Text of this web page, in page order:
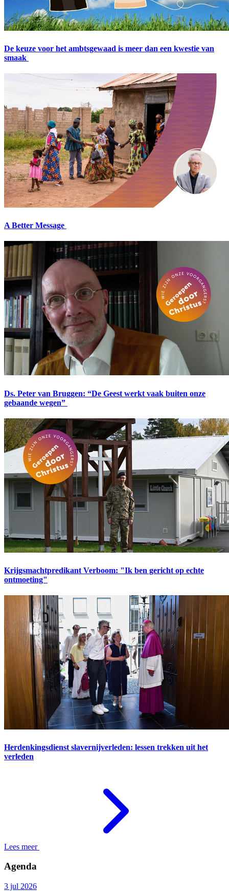
De keuze voor het ambtsgewaad is meer dan een kwestie van
smaak
A Better Message
Ds. Peter van Bruggen: “De Geest werkt vaak buiten onze
gebaande wegen”
Krijgsmachtpredikant Verboom: "Ik ben gericht op echte
ontmoeting"
Herdenkingsdienst slavernijverleden: lessen trekken uit het
verleden
Lees meer
Agenda
3 jul 2026